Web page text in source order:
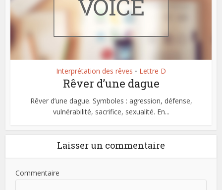
Interprétation des rêves • Lettre D
Rêver d’une dague
Rêver d’une dague. Symboles : agression, défense,
vulnérabilité, sacrifice, sexualité. En...
Laisser un commentaire
Commentaire